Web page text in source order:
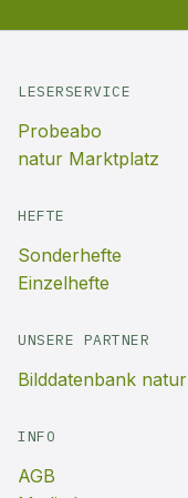
LESERSERVICE
Probeabo
natur Marktplatz
HEFTE
Sonderhefte
Einzelhefte
UNSERE PARTNER
Bilddatenbank natur
INFO
AGB